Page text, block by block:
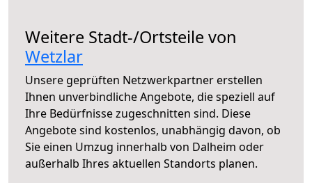
Weitere Stadt-/Ortsteile von
Wetzlar
Unsere geprüften Netzwerkpartner erstellen
Ihnen unverbindliche Angebote, die speziell auf
Ihre Bedürfnisse zugeschnitten sind. Diese
Angebote sind kostenlos, unabhängig davon, ob
Sie einen Umzug innerhalb von Dalheim oder
außerhalb Ihres aktuellen Standorts planen.